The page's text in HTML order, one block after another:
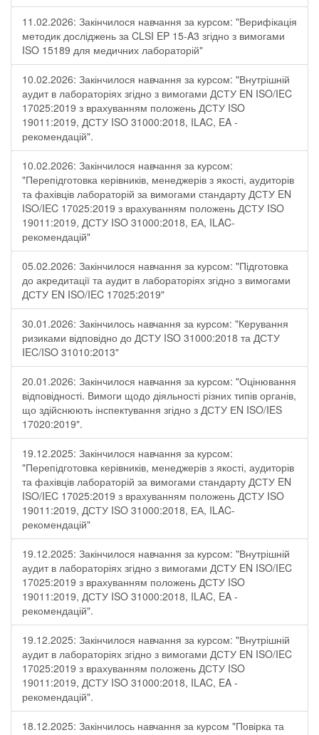
11.02.2026: Закінчилося навчання за курсом: "Верифікація
методик досліджень за CLSI EP 15-A3 згідно з вимогами
ISO 15189 для медичних лабораторій"
10.02.2026: Закінчилося навчання за курсом: "Внутрішній
аудит в лабораторіях згідно з вимогами ДСТУ EN ISO/IEC
17025:2019 з врахуванням положень ДСТУ ISO
19011:2019, ДСТУ ISO 31000:2018, ILAC, EA -
рекомендацій".
10.02.2026: Закінчилося навчання за курсом:
"Перепідготовка керівників, менеджерів з якості, аудиторів
та фахівців лабораторій за вимогами стандарту ДСТУ EN
ISO/IEC 17025:2019 з врахуванням положень ДСТУ ISO
19011:2019, ДСТУ ISO 31000:2018, ЕА, ILAC-
рекомендацій"
05.02.2026: Закінчилося навчання за курсом: "Підготовка
до акредитації та аудит в лабораторіях згідно з вимогами
ДСТУ EN ISO/IEC 17025:2019"
30.01.2026: Закінчилось навчання за курсом: "Керування
ризиками відповідно до ДСТУ ISO 31000:2018 та ДСТУ
IEC/ISO 31010:2013"
20.01.2026: Закінчилося навчання за курсом: "Оцінювання
відповідності. Вимоги щодо діяльності різних типів органів,
що здійснюють інспектування згідно з ДСТУ ЕN ISO/IES
17020:2019".
19.12.2025: Закінчилося навчання за курсом:
"Перепідготовка керівників, менеджерів з якості, аудиторів
та фахівців лабораторій за вимогами стандарту ДСТУ EN
ISO/IEC 17025:2019 з врахуванням положень ДСТУ ISO
19011:2019, ДСТУ ISO 31000:2018, ЕА, ILAC-
рекомендацій"
19.12.2025: Закінчилося навчання за курсом: "Внутрішній
аудит в лабораторіях згідно з вимогами ДСТУ EN ISO/IEC
17025:2019 з врахуванням положень ДСТУ ISO
19011:2019, ДСТУ ISO 31000:2018, ILAC, EA -
рекомендацій".
19.12.2025: Закінчилося навчання за курсом: "Внутрішній
аудит в лабораторіях згідно з вимогами ДСТУ EN ISO/IEC
17025:2019 з врахуванням положень ДСТУ ISO
19011:2019, ДСТУ ISO 31000:2018, ILAC, EA -
рекомендацій".
18.12.2025: Закінчилось навчання за курсом "Повірка та